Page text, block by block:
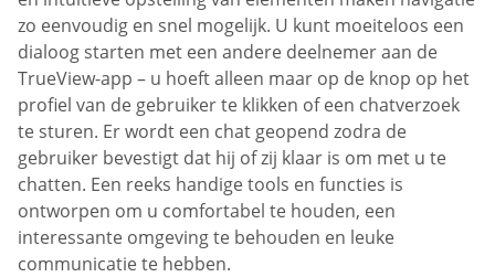
zo eenvoudig en snel mogelijk. U kunt moeiteloos een
dialoog starten met een andere deelnemer aan de
TrueView-app – u hoeft alleen maar op de knop op het
profiel van de gebruiker te klikken of een chatverzoek
te sturen. Er wordt een chat geopend zodra de
gebruiker bevestigt dat hij of zij klaar is om met u te
chatten. Een reeks handige tools en functies is
ontworpen om u comfortabel te houden, een
interessante omgeving te behouden en leuke
communicatie te hebben.